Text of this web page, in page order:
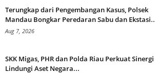
Terungkap dari Pengembangan Kasus, Polsek
Mandau Bongkar Peredaran Sabu dan
Aug 7, 2026
SKK Migas, PHR dan Polda Riau Perkuat Sinergi
Lindungi Aset Negara...